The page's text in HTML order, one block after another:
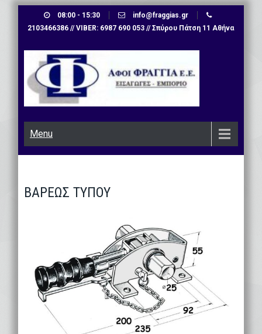
08:00 - 15:30
info@fraggias.gr
2103466386 // VIBER: 6987 690 053 // Σπύρου Πάτση 11 Αθήνα
Menu
ΒΑΡΕΩΣ ΤΥΠΟΥ